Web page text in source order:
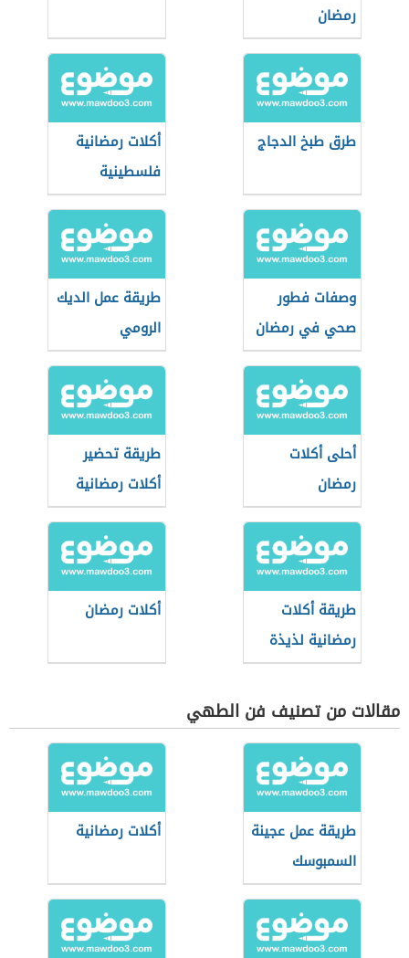
رمضان
طرق طبخ الدجاج
أكلات رمضانية
فلسطينية
وصفات فطور
صحي في رمضان
طريقة عمل الديك
الرومي
أحلى أكلات
رمضان
طريقة تحضير
أكلات رمضانية
جديدة
طريقة أكلات
رمضانية لذيذة
أكلات رمضان
مقالات من تصنيف فن الطهي
طريقة عمل عجينة
السمبوسك
أكلات رمضانية